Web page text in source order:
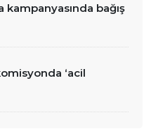
kampanyasında bağış
‘acil